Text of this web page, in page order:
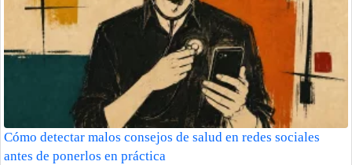
Cómo detectar malos consejos de salud en redes sociales
antes de ponerlos en práctica